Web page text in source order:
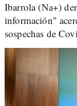
Ibarrola (Na+)
información"
sospechas de